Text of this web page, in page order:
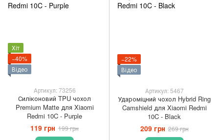
Хіт
−40%
Відео
Артикул: 73256
Силіконовий TPU чохол
Premium Matte для Xiaomi
Redmi 10C - Purple
119 грн 199 грн
−22%
Відео
Артикул: 5467
Удароміцний чохол Hybrid Ring
Camshield для Xiaomi Redmi
10C - Black
209 грн 269 грн